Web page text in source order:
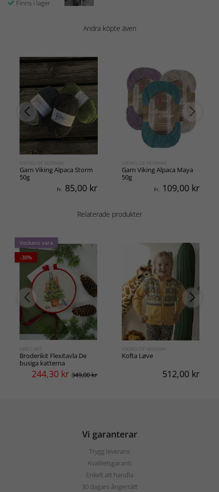
Finns i lager
Andra köpte även
VIKING OF NORWAY
Garn Viking Alpaca Storm
50g
Fr. 85,00 kr
VIKING OF NORWAY
Garn Viking Alpaca Maya
50g
Fr. 109,00 kr
Relaterade produkter
Veckans vara
-30%
ABRIS ART
Broderikit Flexitavla De
busiga katterna
244,30 kr 349,00 kr
VIKING OF NORWAY
Kofta Løve
512,00 kr
Vi garanterar
Trygg leverans
Kvalitetsgaranti
Enkelt att handla
30 dagars ångerrätt